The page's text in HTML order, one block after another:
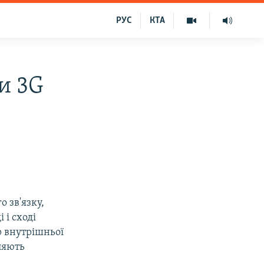
КТА
РУС
3G
зв'язку,
сході
внутрішньої